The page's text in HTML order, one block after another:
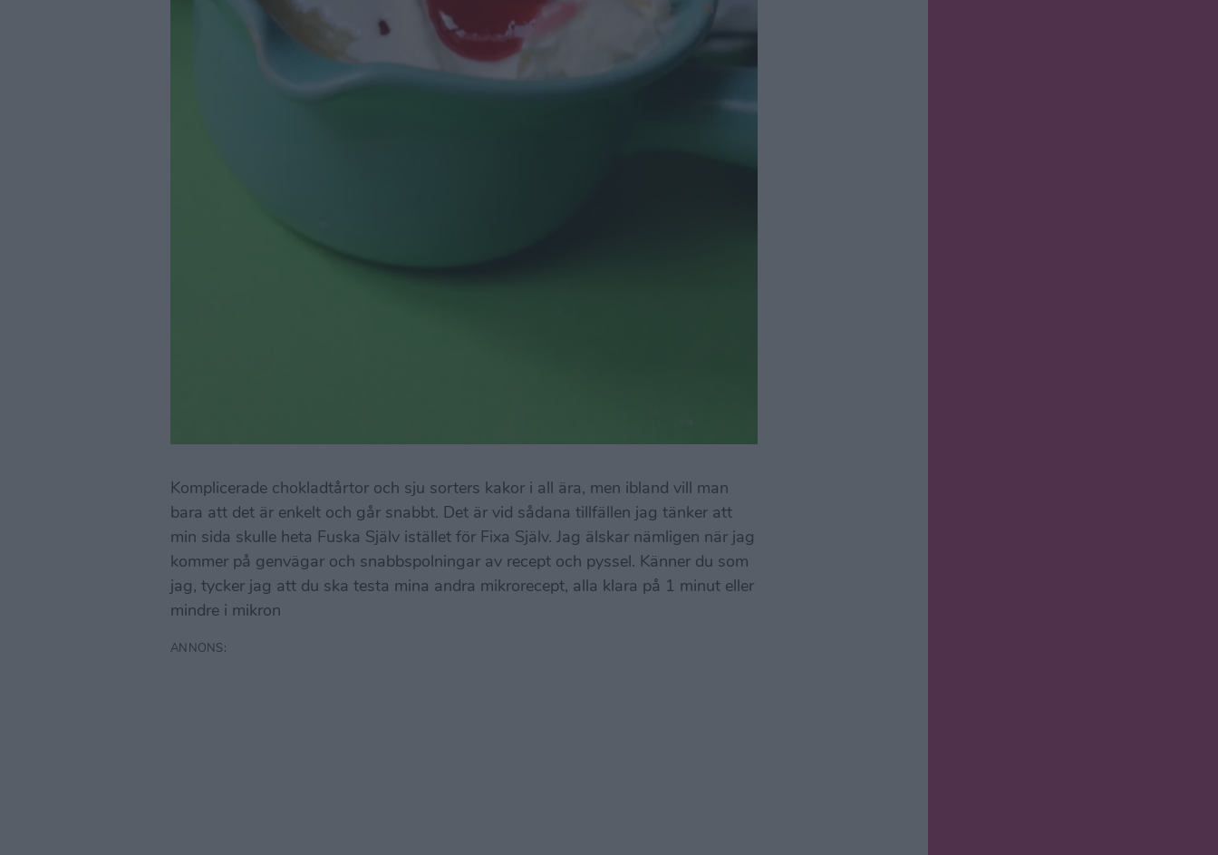
Komplicerade chokladtårtor och sju sorters kakor i all ära, men ibland vill man
bara att det är enkelt och går snabbt. Det är vid sådana tillfällen jag tänker att
min sida skulle heta Fuska Själv istället för Fixa Själv. Jag älskar nämligen när jag
kommer på genvägar och snabbspolningar av recept och pyssel. Känner du som
jag, tycker jag att du ska testa mina andra mikrorecept, alla klara på 1 minut eller
mindre i mikron